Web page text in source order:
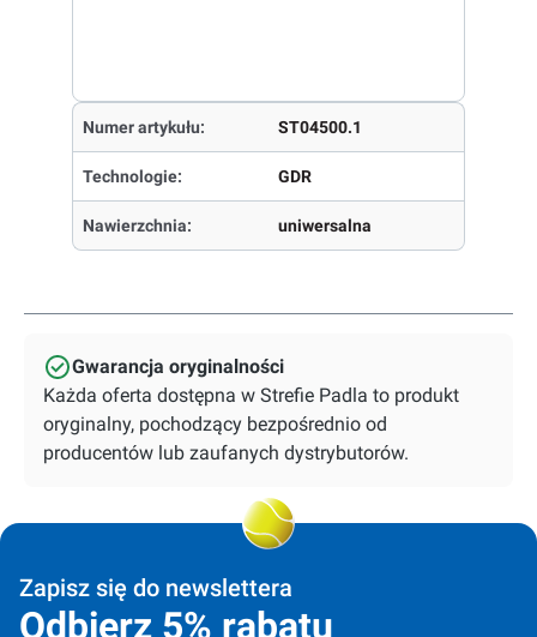
Numer artykułu: ST04500.1
Technologie: GDR
Nawierzchnia: uniwersalna
Gwarancja oryginalności
Każda oferta dostępna w Strefie Padla to produkt
oryginalny, pochodzący bezpośrednio od
producentów lub zaufanych dystrybutorów.
Zapisz się do newslettera
Odbierz 5% rabatu